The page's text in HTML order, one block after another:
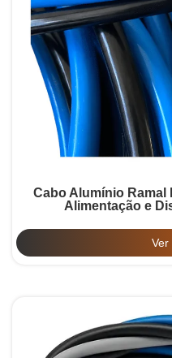
Cabo Alumínio Ramal
Alimentação e
Ver